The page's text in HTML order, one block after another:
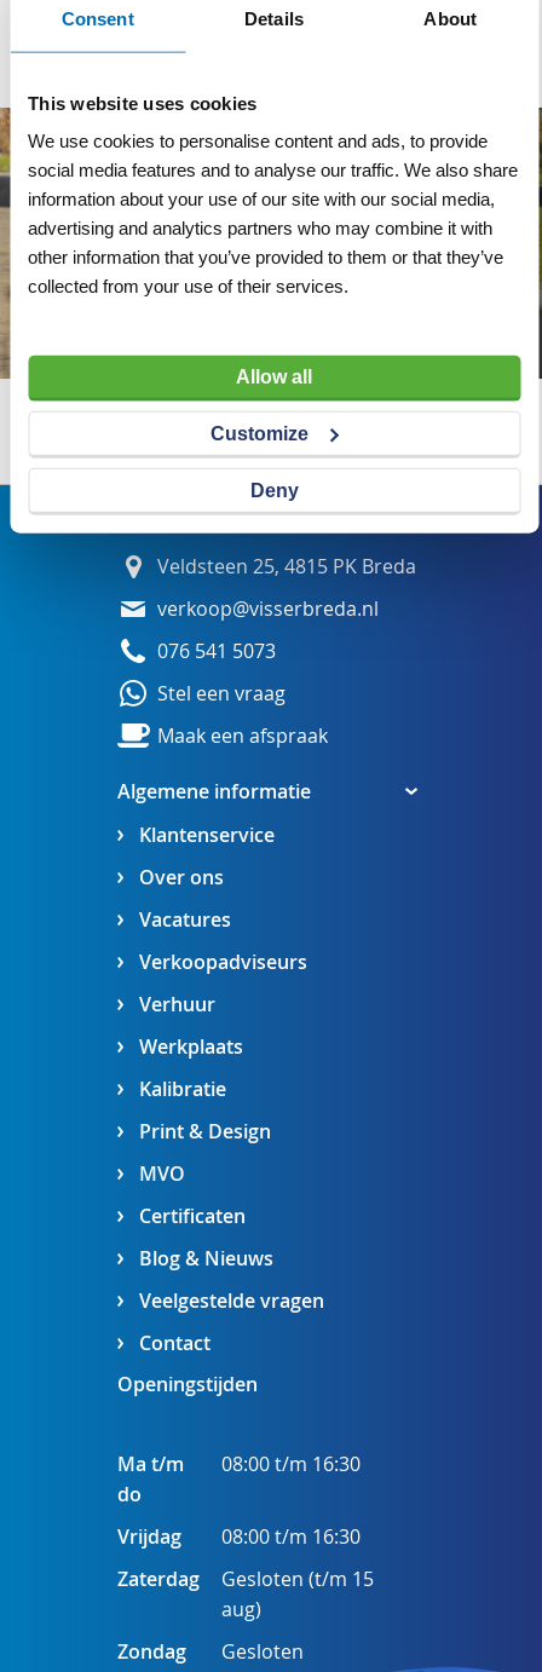
Consent Details About
This website uses cookies
We use cookies to personalise content and ads, to provide
social media features and to analyse our traffic. We also share
information about your use of our site with our social media,
advertising and analytics partners who may combine it with
other information that you’ve provided to them or that they’ve
collected from your use of their services.
Allow all
Customize
Deny
Materiaal steel Essen
Wij adviseren u graag
Algemene informatie
Klantenservice
Over ons
Vacatures
Verkoopadviseurs
Verhuur
Werkplaats
Kalibratie
Print & Design
MVO
Certificaten
Blog & Nieuws
Veelgestelde vragen
Contact
Bezoekadres
Veldsteen 25, 4815 PK Breda
verkoop@visserbreda.nl
076 541 5073
Stel een vraag
Maak een afspraak
Openingstijden
Ma t/m
do
08:00 t/m 16:30
Vrijdag
08:00 t/m 16:30
Zaterdag
Gesloten (t/m 15
aug)
Zondag
Gesloten